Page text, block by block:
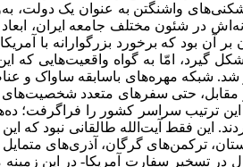
در شئون مختلف جامعه ایران،
بر آن بود که برخورد بزرگوارانه با
آغاز شد. شبکه مهره‌های باسابقه
حتی سفرهای متعدد شخصیت‌های
ترتیب سراسر کشور را فراگرفت؛
فقط آیت‌الله طالقانی نبود که این
ترکمن‌های گرگان، آذری‌های